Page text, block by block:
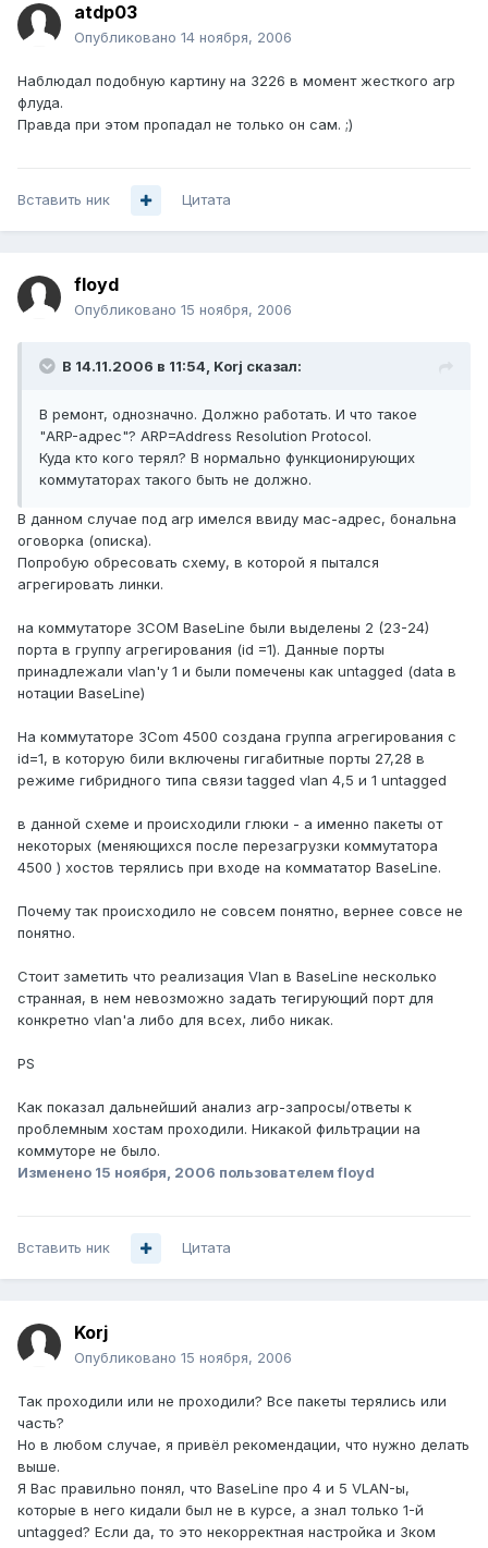
atdp03
Опубликовано 14 ноября, 2006
Наблюдал подобную картину на 3226 в момент жесткого arp
флуда.
Правда при этом пропадал не только он сам. ;)
Вставить ник Цитата
floyd
Опубликовано 15 ноября, 2006
В 14.11.2006 в 11:54, Korj сказал:
В ремонт, однозначно. Должно работать. И что такое
"ARP-адрес"? ARP=Address Resolution Protocol.
Куда кто кого терял? В нормально функционирующих
коммутаторах такого быть не должно.
В данном случае под arp имелся ввиду мас-адрес, бональна
оговорка (описка).
Попробую обресовать схему, в которой я пытался
агрегировать линки.
на коммутаторе 3COM BaseLine были выделены 2 (23-24)
порта в группу агрегирования (id =1). Данные порты
принадлежали vlan'у 1 и были помечены как untagged (data в
нотации BaseLine)
На коммутаторе 3Com 4500 создана группа агрегирования с
id=1, в которую били включены гигабитные порты 27,28 в
режиме гибридного типа связи tagged vlan 4,5 и 1 untagged
в данной схеме и происходили глюки - а именно пакеты от
некоторых (меняющихся после перезагрузки коммутатора
4500 ) хостов терялись при входе на коммататор BaseLine.
Почему так происходило не совсем понятно, вернее совсе не
понятно.
Стоит заметить что реализация Vlan в BaseLine несколько
странная, в нем невозможно задать тегирующий порт для
конкретно vlan'a либо для всех, либо никак.
PS
Как показал дальнейший анализ arp-запросы/ответы к
проблемным хостам проходили. Никакой фильтрации на
коммуторе не было.
Изменено 15 ноября, 2006 пользователем floyd
Вставить ник Цитата
Korj
Опубликовано 15 ноября, 2006
Так проходили или не проходили? Все пакеты терялись или
часть?
Но в любом случае, я привёл рекомендации, что нужно делать
выше.
Я Вас правильно понял, что BaseLine про 4 и 5 VLAN-ы,
которые в него кидали был не в курсе, а знал только 1-й
untagged? Если да, то это некорректная настройка и 3ком